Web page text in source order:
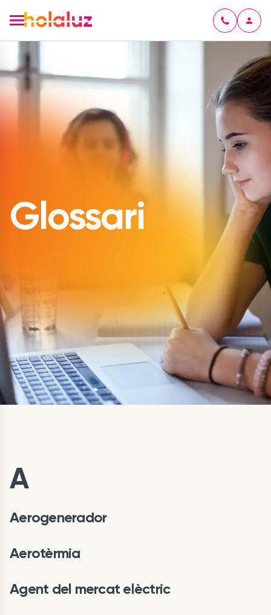
Glossari
A
Aerogenerador
Aerotèrmia
Agent del mercat elèctric